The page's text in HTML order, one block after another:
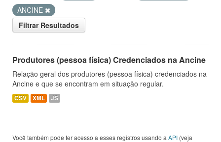
ANCINE
Filtrar Resultados
Produtores (pessoa física) Credenciados na Ancine
Relação geral dos produtores (pessoa física) credenciados na
Ancine e que se encontram em situação regular.
CSV XML JS
Você também pode ter acesso a esses registros usando a API (veja